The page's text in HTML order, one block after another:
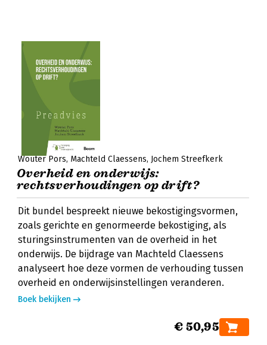
Wouter Pors Machteld Claessens Jochem Streefkerk
Overheid en onderwijs:
rechtsverhoudingen op drift?
Dit bundel bespreekt nieuwe bekostigingsvormen,
zoals gerichte en genormeerde bekostiging, als
sturingsinstrumenten van de overheid in het
onderwijs. De bijdrage van Machteld Claessens
analyseert hoe deze vormen de verhouding tussen
overheid en onderwijsinstellingen veranderen.
Boek bekijken
€ 50,95